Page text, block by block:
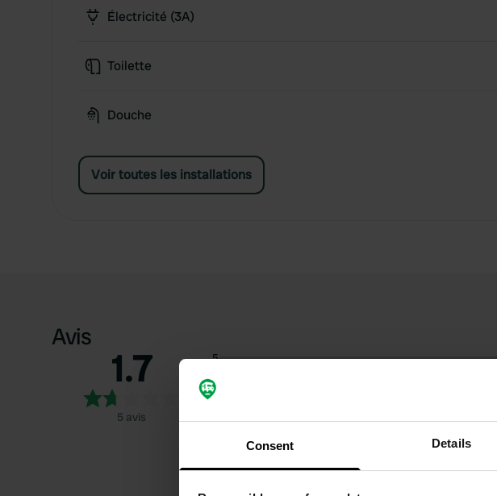
Consent Details
Électricité (3A)
Toilette
Douche
Voir toutes les installations
Avis
1.7
5 avis
5
4
2